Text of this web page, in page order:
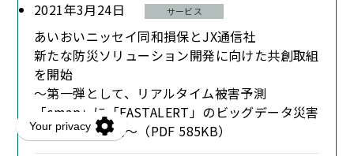
2021年3月24日 サービス
あいおいニッセイ同和損保とJX通信社
新たな防災ソリューション開発に向けた共創取組
を開始
～第一弾として、リアルタイム被害予測
「cmap」に「FASTALERT」のビッグデータ災害
被害情報を連携～（PDF 585KB）